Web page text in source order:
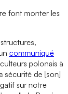
font monter les
communiqué
polonais à
sécurité de [son]
sur notre